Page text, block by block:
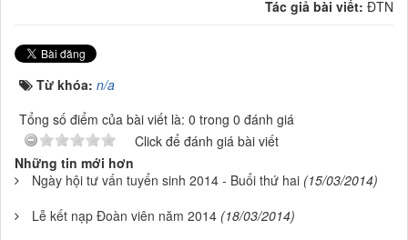
Tác giả bài viết: ĐTN
Từ khóa: n/a
Tổng số điểm của bài viết là: 0 trong 0 đánh giá
Click để đánh giá bài viết
Những tin mới hơn
Ngày hội tư vấn tuyển sinh 2014 - Buổi thứ hai (15/03/2014)
Lễ kết nạp Đoàn viên năm 2014 (18/03/2014)